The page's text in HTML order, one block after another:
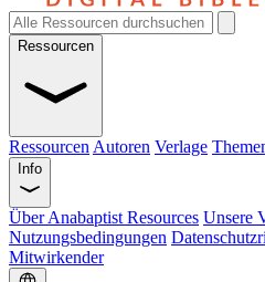
Ressourcen
Ressourcen Autoren Verlage
Info
Über Anabaptist Resources Unsere
Nutzungsbedingungen
Mitwirkender